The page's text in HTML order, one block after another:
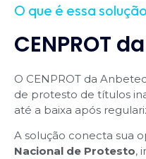
O que é essa solução
CENPROT
O CENPROT da
de protesto de títulos
até a baixa após
A solução conecta sua
Nacional de Protesto,